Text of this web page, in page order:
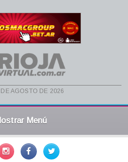
agosto de 2026
Menú